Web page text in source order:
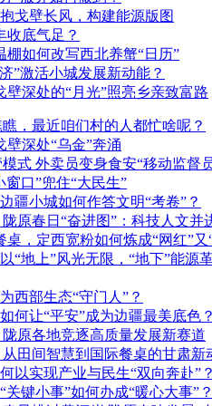
戈壁长风，构建能源版图
收底气足？
棚如何改写西北养蟹“日历”
”激活小城发展新动能？
壁深处的“月光”照亮乡亲致富路
，最近咱们村的人都忙啥呢？
深处“乌金”奔涌
式 外卖员变身食安“移动监督
口”兜住“大民生”
疆小城如何作答文明“考卷”？
原春日“奋进图”：科技人文并
，定西宽粉如何炼成“网红”又
“地上”风光无限，“地下”能源
西部生态“守门人”？
何让“平安”成为边疆最美底色？
原各地竞逐高质量发展新赛道
田间智慧到国际餐桌的甘肃新
以实现产业与民生“双向奔赴”？
键小事”如何办成“暖心大事”？